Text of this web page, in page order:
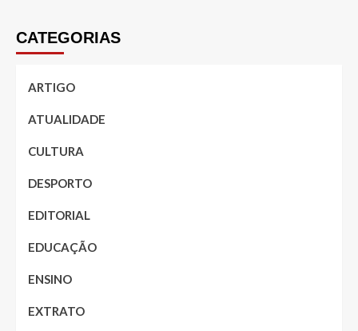
CATEGORIAS
ARTIGO
ATUALIDADE
CULTURA
DESPORTO
EDITORIAL
EDUCAÇÃO
ENSINO
EXTRATO